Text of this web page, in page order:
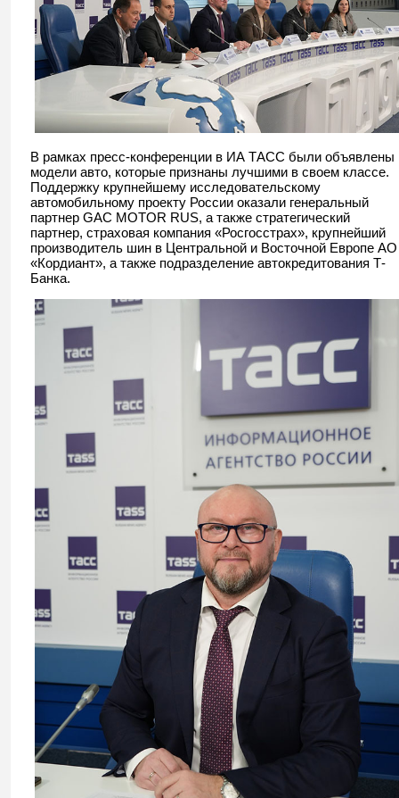
В рамках пресс-конференции в ИА ТАСС были объявлены
модели авто, которые признаны лучшими в своем классе.
Поддержку крупнейшему исследовательскому
автомобильному проекту России оказали генеральный
партнер GAC MOTOR RUS, а также стратегический
партнер, страховая компания «Росгосстрах», крупнейший
производитель шин в Центральной и Восточной Европе АО
«Кордиант», а также подразделение автокредитования Т-
Банка.